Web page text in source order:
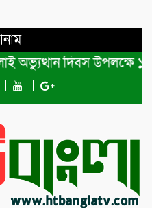
দিবস উপলক্ষে